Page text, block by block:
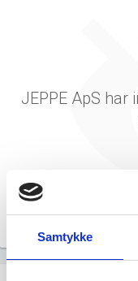
Samtykke
JEPPE ApS